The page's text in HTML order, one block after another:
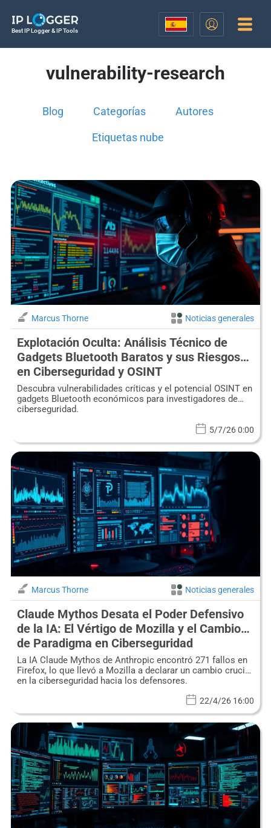
Best IP Logger & IP Tools
vulnerability-research
Blog Categorías Autores
Etiquetas nube
Marcus Thorne Noticias generales
Explotación Oculta: Análisis Técnico de
Gadgets Bluetooth Baratos y sus Riesgos
en Ciberseguridad y OSINT
Descubra vulnerabilidades críticas y el potencial OSINT en
gadgets Bluetooth económicos para investigadores de
ciberseguridad.
5/7/26 0:00
Marcus Thorne Noticias generales
Claude Mythos Desata el Poder Defensivo
de la IA: El Vértigo de Mozilla y el Cambio
de Paradigma en Ciberseguridad
La IA Claude Mythos de Anthropic encontró 271 fallos en
Firefox, lo que llevó a Mozilla a declarar un cambio crucial
en la ciberseguridad hacia los defensores.
22/4/26 16:00